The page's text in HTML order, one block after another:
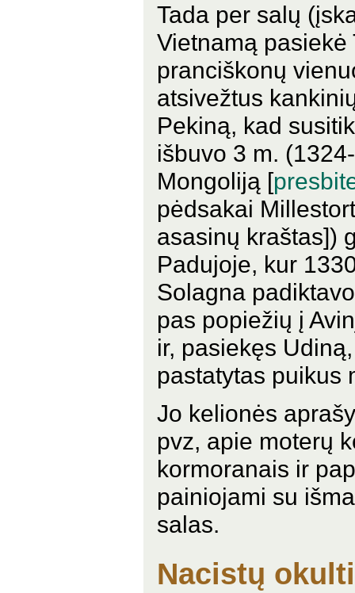
Tada per salų
Vietnamą
pranciškonų
atsivežtus
Pekiną, kad
išbuvo 3 m.
Mongoliją [
pėdsakai
asasinų kraštas])
Padujoje, kur
Solagna
pas popiežių į
ir, pasiekęs
pastatytas puikus
Jo kelionės
pvz, apie moterų
kormoranais ir
painiojami su
salas.
Nacistų